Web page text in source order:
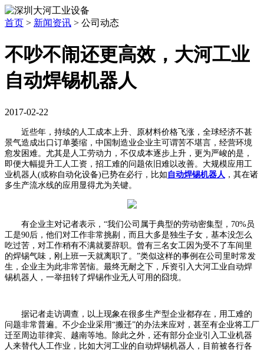
首页 > 新闻资讯 > 公司动态
不吵不闹还更高效，大河工业
自动焊锡机器人
2017-02-22
近些年，持续的人工成本上升、原材料价格飞涨，全球经济不甚
景气造成出口订单萎缩，中国制造业企业主可谓苦不堪言，经营环境
愈发困难。尤其是人工劳动力，不仅成本逐步上升，更为严峻的是，
即便大幅提升工人工资，招工难的问题依旧难以改善。大规模应用工
业机器人(或称自动化设备)已势在必行，比如 自动焊锡机器人 ，其在诸
多生产流水线的应用显得尤为关键。
有企业主对记者表示，“我们公司属于典型的劳动密集型，70%员
工是90后，他们对工作非常挑剔，而且大多是独生子女，基本没怎么
吃过苦，对工作稍有不满就要辞职。曾有三名女工因为受不了车间里
的焊锡气味，刚上班一天就离职了。”类似这样的事例在公司里时常发
生，企业主为此非常苦恼。最终无耐之下，斥资引入大河工业自动焊
锡机器人，一举扭转了焊锡作业无人可用的囧境。
据记者走访调查，以上现象在很多生产型企业都存在，用工难的
问题非常普遍。不少企业采用“搬迁”的办法来应对，甚至有企业将工厂
迁至周边菲律宾、越南等地。除此之外，还有部分企业引入工业机器
人来替代人工作业，比如大河工业的自动焊锡机器人，目前被各行各